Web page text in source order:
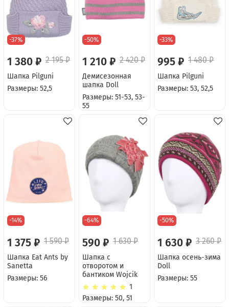
-37%
1 380 ₽ 2 195 ₽
Шапка Pilguni
Размеры: 52,5
-50%
1 210 ₽ 2 420 ₽
Демисезонная
шапка Doll
Размеры: 51-53, 53-
55
-33%
995 ₽ 1 480 ₽
Шапка Pilguni
Размеры: 53, 52,5
-14%
1 375 ₽ 1 590 ₽
Шапка Eat Ants by
Sanetta
Размеры: 56
-64%
590 ₽ 1 630 ₽
Шапка с
отворотом и
бантиком Wojcik
1
Размеры: 50, 51
-50%
1 630 ₽ 3 260 ₽
Шапка осень-зима
Doll
Размеры: 55